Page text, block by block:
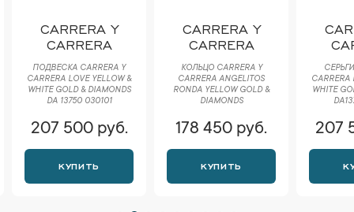
CARRERA Y
CARRERA
ПОДВЕСКА CARRERA Y
CARRERA LOVE YELLOW &
WHITE GOLD & DIAMONDS
DA 13750 030101
207 500 руб.
КУПИТЬ
CARRERA Y
CARRERA
КОЛЬЦО CARRERA Y
CARRERA ANGELITOS
RONDA YELLOW GOLD &
DIAMONDS
178 450 руб.
КУПИТЬ
CARRERA
WHITE
207